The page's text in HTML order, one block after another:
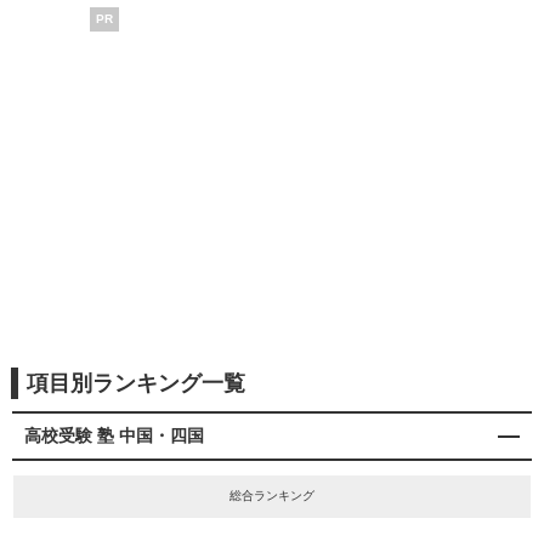
PR
項目別ランキング一覧
高校受験 塾 中国・四国
総合ランキング